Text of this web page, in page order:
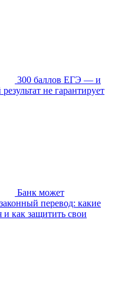
300 баллов ЕГЭ — и
не гарантирует
Банк может
перевод: какие
как защитить свои